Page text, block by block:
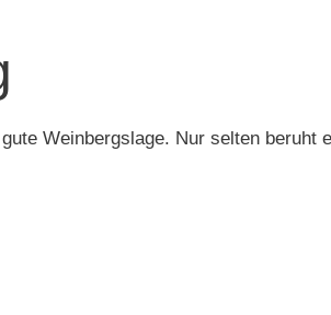
Weinbergslage. Nur selten beruht